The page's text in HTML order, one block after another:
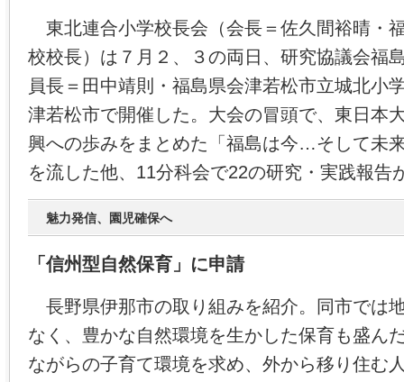
東北連合小学校長会（会長＝佐久間裕晴・
校校長）は７月２、３の両日、研究協議会福
員長＝田中靖則・福島県会津若松市立城北小
津若松市で開催した。大会の冒頭で、東日本
興への歩みをまとめた「福島は今…そして未
を流した他、11分科会で22の研究・実践報告
魅力発信、園児確保へ
「信州型自然保育」に申請
長野県伊那市の取り組みを紹介。同市では
なく、豊かな自然環境を生かした保育も盛ん
ながらの子育て環境を求め、外から移り住む